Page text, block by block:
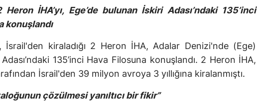
İHA’yı, Ege’de bulunan İskiri Adası’ndaki 135’inci
konuşlandı
İsrail'den kiraladığı 2 Heron İHA, Adalar Denizi'nde (Ege)
135’inci Hava Filosuna konuşlandı. 2 Heron İHA,
İsrail'den 39 milyon avroya 3 yıllığına kiralanmıştı.
çözülmesi yanıltıcı bir fikir”